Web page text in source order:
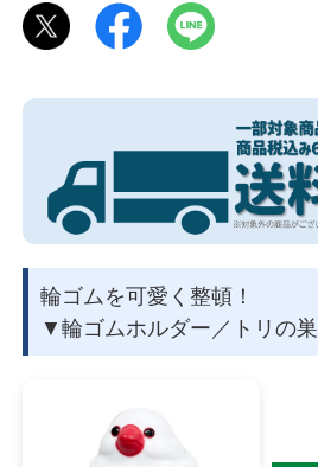
輪ゴムを可愛く整頓！
▼輪ゴムホルダー／トリの巣